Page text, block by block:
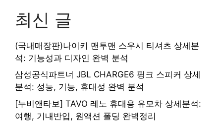
최신 글
(국내매장판)나이키 맨투맨 스우시 티셔츠 상세분
석: 기능성과 디자인 완벽 분석
삼성공식파트너 JBL CHARGE6 핑크 스피커 상세
분석: 성능, 기능, 휴대성 완벽 분석
[누비앤타보] TAVO 레노 휴대용 유모차 상세분석:
여행, 기내반입, 원액션 폴딩 완벽정리